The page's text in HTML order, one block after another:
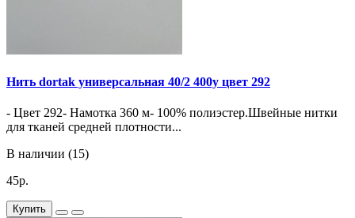
Нить dortak универсальная 40/2 400y цвет 292
- Цвет 292- Намотка 360 м- 100% полиэстер.Швейные нитки
для тканей средней плотности...
В наличии (15)
45р.
Купить